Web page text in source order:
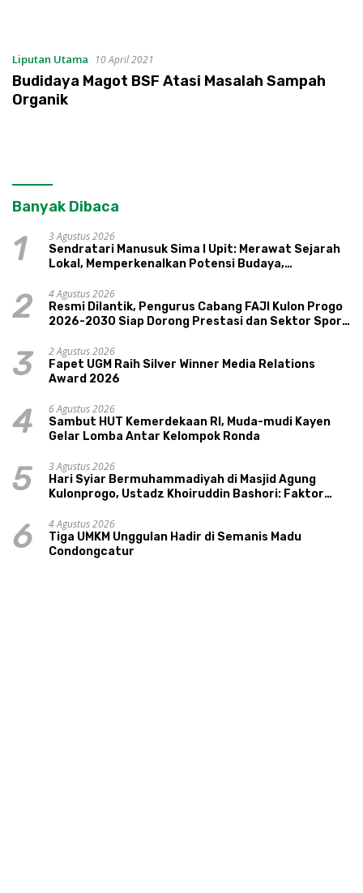
Liputan Utama 10 April 2021
Budidaya Magot BSF Atasi Masalah Sampah
Organik
Banyak Dibaca
1
3 Agustus 2026
Sendratari Manusuk Sima I Upit: Merawat Sejarah
Lokal, Memperkenalkan Potensi Budaya,
2
4 Agustus 2026
Resmi Dilantik, Pengurus Cabang FAJI Kulon Progo
2026-2030 Siap Dorong Prestasi dan Sektor Sport
3
2 Agustus 2026
Fapet UGM Raih Silver Winner Media Relations
Award 2026
4
6 Agustus 2026
Sambut HUT Kemerdekaan RI, Muda-mudi Kayen
Gelar Lomba Antar Kelompok Ronda
5
3 Agustus 2026
Hari Syiar Bermuhammadiyah di Masjid Agung
Kulonprogo, Ustadz Khoiruddin Bashori: Faktor
6
4 Agustus 2026
Tiga UMKM Unggulan Hadir di Semanis Madu
Condongcatur